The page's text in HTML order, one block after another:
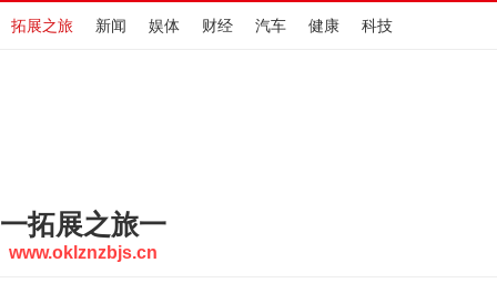
拓展之旅 新闻 娱体 财经 汽车 健康 科技
一拓展之旅一
www.oklznzbjs.cn